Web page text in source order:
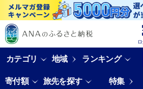
カテゴリ 地域 ランキング
寄付額 旅先を探す 特集